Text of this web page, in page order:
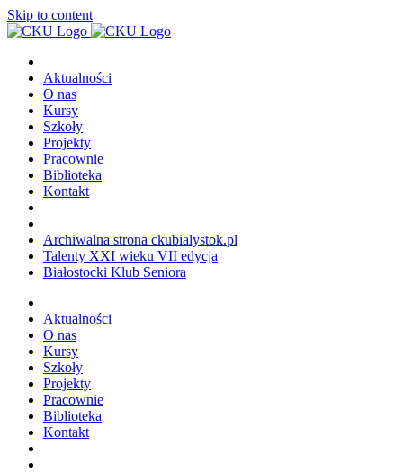
Uwaga:
ta
witryna
dostępności.
Skip to content
Aktualności
O nas
Kursy
Szkoły
Projekty
Pracownie
Biblioteka
Kontakt
Archiwalna strona ckubialystok.pl
Talenty XXI wieku VII edycja
Białostocki Klub Seniora
Aktualności
O nas
Kursy
Szkoły
Projekty
Pracownie
Biblioteka
Kontakt